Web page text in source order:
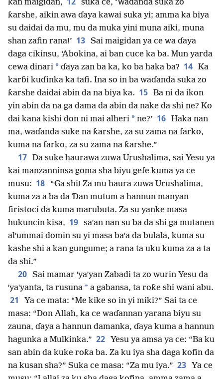
kan maigidan,
suka ce, ‘Waɗanda suka zo
ƙarshe, aikin awa ɗaya kawai suka yi; amma ka biya
su daidai da mu, mu da muka yini muna aiki, muna
shan zafin rana!’ 13 Sai maigidan ya ce wa ɗaya
daga cikinsu, ‘Abokina, ai ban cuce ka ba. Mun yarda
cewa dinari * ɗaya zan ba ka, ko ba haka ba? 14 Ka
karɓi kuɗinka ka tafi. Ina so in ba waɗanda suka zo
ƙarshe daidai abin da na biya ka. 15 Ba ni da ikon
yin abin da na ga dama da abin da nake da shi ne? Ko
dai kana kishi don ni mai alheri * ne?’ 16 Haka nan
ma, waɗanda suke na ƙarshe, za su zama na farko,
kuma na farko, za su zama na ƙarshe.”
17 Da suke haurawa zuwa Urushalima, sai Yesu ya
kai manzanninsa goma sha biyu gefe kuma ya ce
musu: 18
“Ga shi! Za mu haura zuwa Urushalima,
kuma za a ba da Ɗan mutum a hannun manyan
firistoci da kuma marubuta. Za su yanke masa
hukuncin kisa, 19 saꞌan nan su ba da shi ga mutanen
alꞌummai domin su yi masa baꞌa da bulala, kuma su
kashe shi a kan gungume; a rana ta uku kuma za a ta
da shi.”
20 Sai mamar ꞌyaꞌyan Zabadi ta zo wurin Yesu da
ꞌyaꞌyanta, ta rusuna * a gabansa, ta roƙe shi wani abu.
21
Ya ce mata: “Me kike so in yi miki?” Sai ta ce
masa: “Don Allah, ka ce waɗannan yarana biyu su
zauna, ɗaya a hannun damanka, ɗaya kuma a hannun
hagunka a Mulkinka.” 22
Yesu ya amsa ya ce: “Ba ku
san abin da kuke roƙa ba. Za ku iya sha daga kofin da
na kusan sha?” Suka ce masa: “Za mu iya.” 23
Ya ce